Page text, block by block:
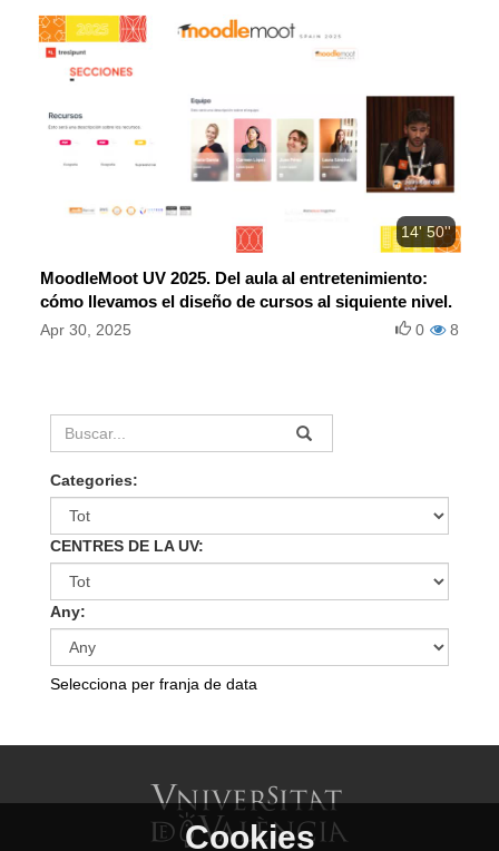
14' 50''
MoodleMoot UV 2025. Del aula al entretenimiento:
cómo llevamos el diseño de cursos al siquiente nivel.
Apr 30, 2025 8
0
Categories:
CENTRES DE LA UV:
Any:
Selecciona per franja de data
Cookies